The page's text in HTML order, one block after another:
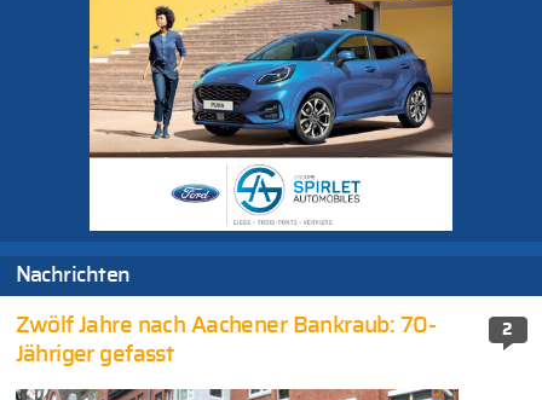
Nachrichten
2
Zwölf Jahre nach Aachener Bankraub: 70-
Jähriger gefasst